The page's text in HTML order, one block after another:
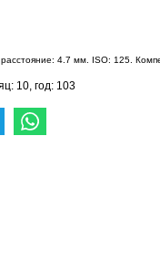
4.7 мм. ISO: 125.
10, год: 103